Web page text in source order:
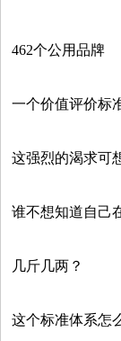
462个公用品牌
一个价值评价标
这强烈的渴求
谁不想知道自己
几斤几两？
这个标准体系怎